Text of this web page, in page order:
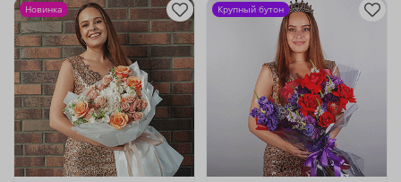
Новинка Крупный бутон